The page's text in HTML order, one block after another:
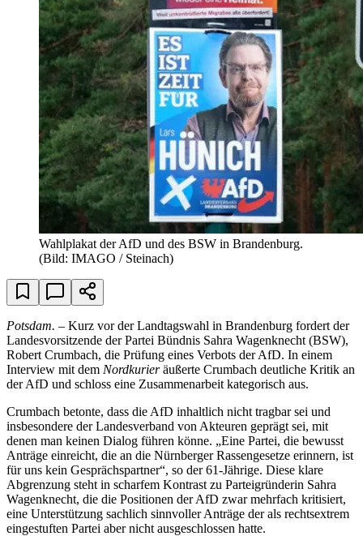
Wahlplakat der AfD und des BSW in Brandenburg.
(Bild: IMAGO / Steinach)
Potsdam. – Kurz vor der Landtagswahl in Brandenburg fordert der
Landesvorsitzende der Partei Bündnis Sahra Wagenknecht (BSW),
Robert Crumbach, die Prüfung eines Verbots der AfD. In einem
Interview mit dem Nordkurieräußerte Crumbach deutliche Kritik an
der AfD und schloss eine Zusammenarbeit kategorisch aus.
Crumbach betonte, dass die AfD inhaltlich nicht tragbar sei und
insbesondere der Landesverband von Akteuren geprägt sei, mit
denen man keinen Dialog führen könne. „Eine Partei, die bewusst
Anträge einreicht, die an die Nürnberger Rassengesetze erinnern, ist
für uns kein Gesprächspartner“, so der 61-Jährige. Diese klare
Abgrenzung steht in scharfem Kontrast zu Parteigründerin Sahra
Wagenknecht, die die Positionen der AfD zwar mehrfach kritisiert,
eine Unterstützung sachlich sinnvoller Anträge der als rechtsextrem
eingestuften Partei aber nicht ausgeschlossen hatte.